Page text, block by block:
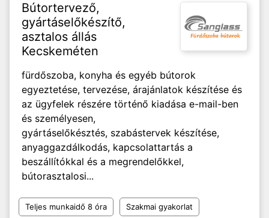
Bútortervező,
gyártáselőkészítő,
asztalos állás
Kecskeméten
fürdőszoba, konyha és egyéb bútorok
egyeztetése, tervezése, árajánlatok készítése és
az ügyfelek részére történő kiadása e-mail-ben
és személyesen,
gyártáselőkésztés, szabástervek készítése,
anyaggazdálkodás, kapcsolattartás a
beszállítókkal és a megrendelőkkel,
bútorasztalosi...
Teljes munkaidő 8 óra Szakmai gyakorlat